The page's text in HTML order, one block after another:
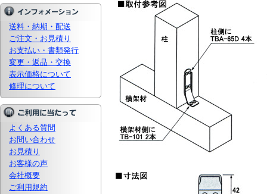
送料・納期・配送
ご注文・お見積り
お支払い・書類発行
変更・返品・交換
表示価格について
修理について
よくある質問
お問い合わせ
お見積り
お客様の声
会社概要
ご利用規約